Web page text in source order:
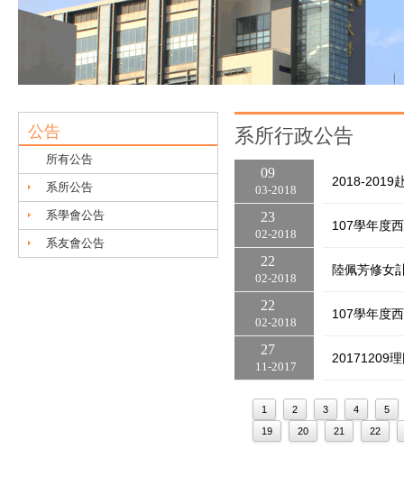
公告
所有公告
系所公告
系學會公告
系友會公告
系所行政公告
03 2018
09
2018-2019
02 2018
23
107學年度
02 2018
22
陸佩芳修女
02 2018
22
107學年度
11 2017
27
20171209
1 2 3 4
5
19
20 21 22